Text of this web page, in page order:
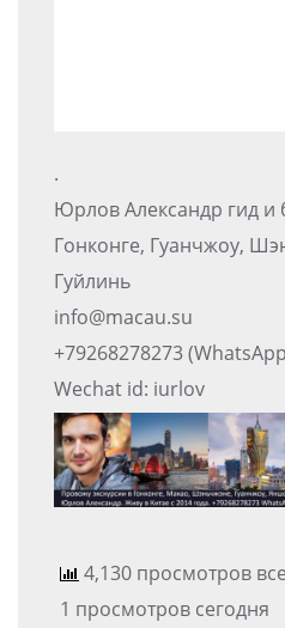
.
Юрлов Александр гид и
Гонконге, Гуанчжоу,
Гуйлинь
info@macau.su
+79268278273
Wechat id: iurlov
4,130 просмотров
1 просмотров сегодня